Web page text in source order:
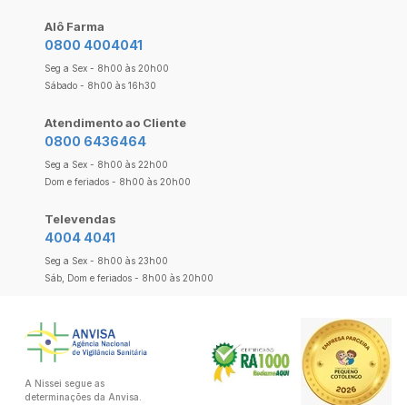
Alô Farma
0800 4004041
Seg a Sex - 8h00 às 20h00
Sábado - 8h00 às 16h30
Atendimento ao Cliente
0800 6436464
Seg a Sex - 8h00 às 22h00
Dom e feriados - 8h00 às 20h00
Televendas
4004 4041
Seg a Sex - 8h00 às 23h00
Sáb, Dom e feriados - 8h00 às 20h00
A Nissei segue as
determinações da Anvisa.